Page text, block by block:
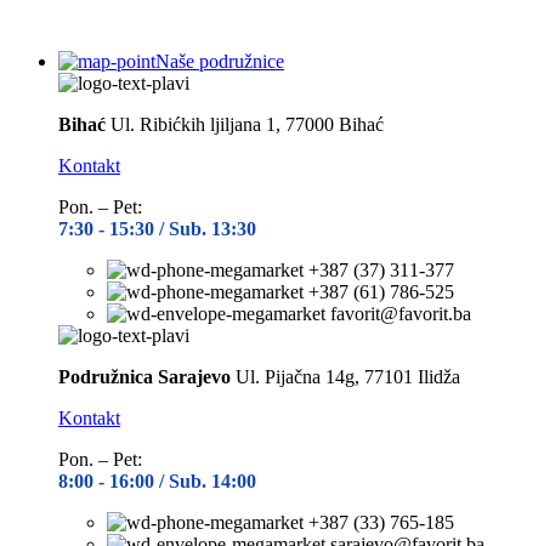
Naše podružnice
Bihać Ul. Ribićkih ljiljana 1, 77000 Bihać
Kontakt
Pon. – Pet:
7:30 - 15:30 / Sub. 13:30
+387 (37) 311-377
+387 (61) 786-525
favorit@favorit.ba
Podružnica Sarajevo Ul. Pijačna 14g, 77101 Ilidža
Kontakt
Pon. – Pet:
8:00 - 16:00 / Sub. 14:00
+387 (33) 765-185